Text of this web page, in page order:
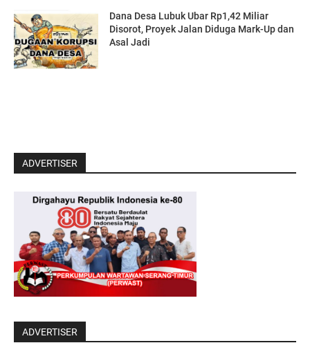
Dana Desa Lubuk Ubar Rp1,42 Miliar
Disorot, Proyek Jalan Diduga Mark-Up dan
Asal Jadi
ADVERTISER
ADVERTISER